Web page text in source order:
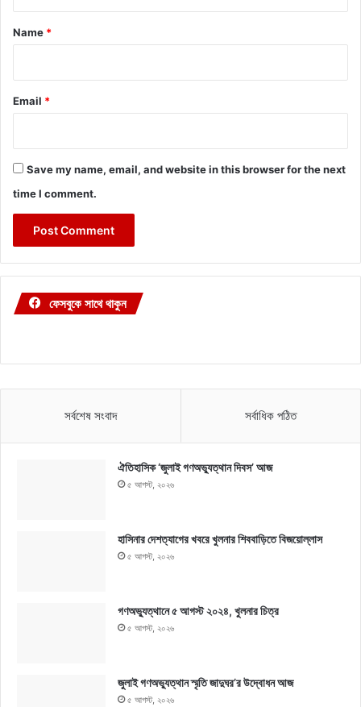
*
Name *
Email *
Save my name, email, and website in this browser for the next
time I comment.
ফেসবুকে সাথে থাকুন
সর্বশেষ সংবাদ সর্বাধিক পঠিত
ঐতিহাসিক ‘জুলাই গণঅভ্যুত্থান দিবস’ আজ
৫ আগস্ট, ২০২৬
হাসিনার দেশত্যাগের খবরে খুলনার শিববাড়িতে বিজয়োল্লাস
৫ আগস্ট, ২০২৬
গণঅভ্যুত্থানে ৫ আগস্ট ২০২৪, খুলনার চিত্র
৫ আগস্ট, ২০২৬
জুলাই গণঅভ্যুত্থান স্মৃতি জাদুঘর’র উদ্বোধন আজ
৫ আগস্ট, ২০২৬